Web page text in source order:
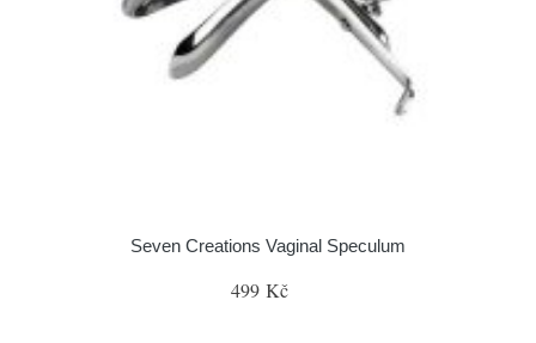
Seven Creations Vaginal Speculum
499 Kč